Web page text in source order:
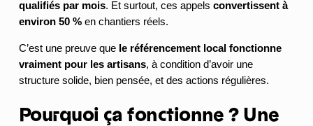
qualifiés par mois. Et surtout, ces appels convertissent à
environ 50 %en chantiers réels.
C’est une preuve que le référencement local fonctionne
vraiment pour les artisans, à condition d’avoir une
structure solide, bien pensée, et des actions régulières.
Pourquoi ça fonctionne ? Une